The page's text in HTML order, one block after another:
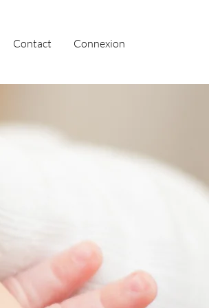
Contact Connexion